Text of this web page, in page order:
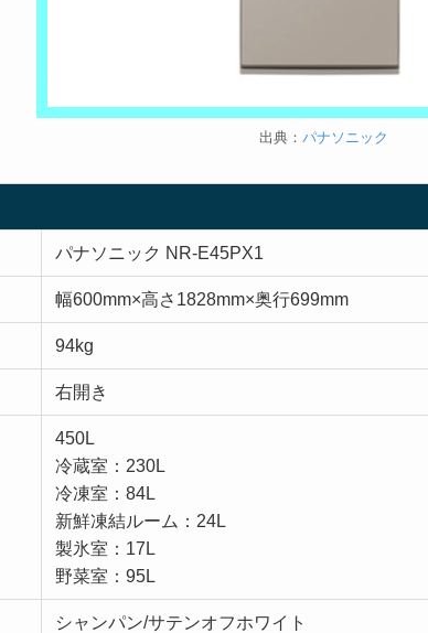
出典： パナソニック
パナソニック NR-E45PX1
幅600mm×高さ1828mm×奥行699mm
94kg
右開き
450L
冷蔵室：230L
冷凍室：84L
新鮮凍結ルーム：24L
製氷室：17L
野菜室：95L
シャンパン/サテンオフホワイト